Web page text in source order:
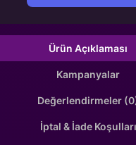
Ürün Açıklaması
Kampanyalar
İptal & İade Koşulları